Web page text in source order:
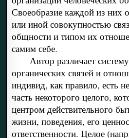
Своеобразие каждой из них
или иной совокупностью
общности и типом их
самим себе.
Автор различает
органических связей и
индивид, как правило, есть
часть некоторого целого,
центром действительного
жизни, поведения, его
ответственности. Целое